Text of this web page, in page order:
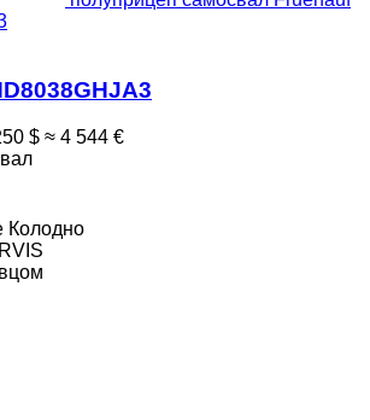
$ ≈ 4 544 €
Колодно